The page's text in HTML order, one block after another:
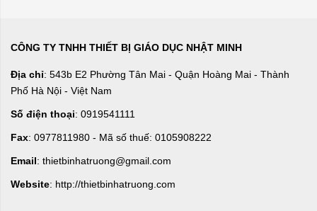
CÔNG TY TNHH THIẾT BỊ GIÁO DỤC NHẬT MINH
Địa chỉ: 543b E2 Phường Tân Mai - Quận Hoàng Mai - Thành
Phố Hà Nội - Việt Nam
Số điện thoại: 0919541111
Fax: 0977811980 - Mã số thuế: 0105908222
Email: thietbinhatruong@gmail.com
Website: http://thietbinhatruong.com